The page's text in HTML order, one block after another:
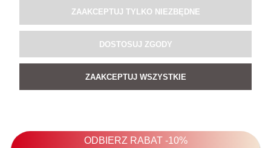
ZAAKCEPTUJ TYLKO NIEZBĘDNE
DOSTOSUJ ZGODY
ZAAKCEPTUJ WSZYSTKIE